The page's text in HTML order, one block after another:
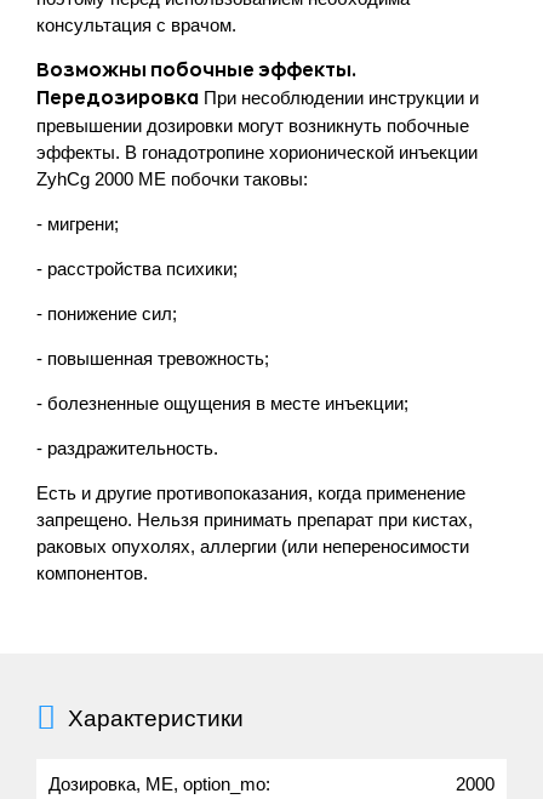
консультация с врачом.
Возможны побочные эффекты.
Передозировка При несоблюдении инструкции и
превышении дозировки могут возникнуть побочные
эффекты. В гонадотропине хорионической инъекции
ZyhCg 2000 ME побочки таковы:
- мигрени;
- расстройства психики;
- понижение сил;
- повышенная тревожность;
- болезненные ощущения в месте инъекции;
- раздражительность.
Есть и другие противопоказания, когда применение
запрещено. Нельзя принимать препарат при кистах,
раковых опухолях, аллергии (или непереносимости
компонентов.
Характеристики
Дозировка, МЕ, option_mo: 2000